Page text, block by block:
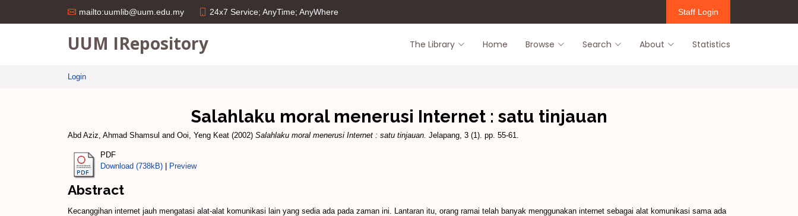
mailto:uumlib@uum.edu.my 24x7 Service; AnyTime; AnyWhere Staff Login
UUM IRepository The Library Home Browse Search About Statistics
Login
Salahlaku moral menerusi Internet : satu tinjauan
Abd Aziz, Ahmad Shamsul and Ooi, Yeng Keat (2002) Salahlaku moral menerusi Internet : satu tinjauan. Jelapang, 3 (1). pp. 55-61.
PDF
Download (738kB)
Preview
Abstract
Kecanggihan internet jauh mengatasi alat-alat komunikasi lain yang sedia ada pada zaman ini. Lantaran itu, orang ramai telah banyak menggunakan internet sebagai alat komunikasi sama ada